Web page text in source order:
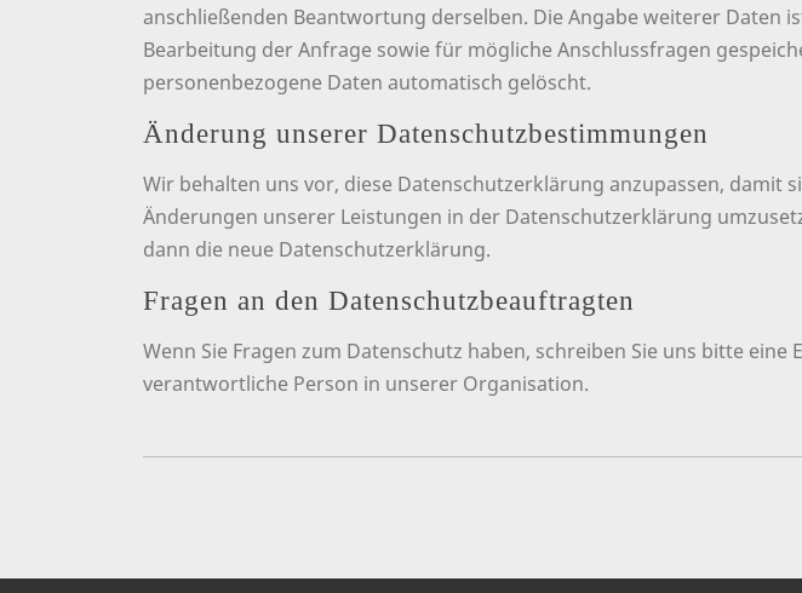
anschließenden Beantwortung derselben. Die Angabe weiterer Daten
Bearbeitung der Anfrage sowie für mögliche Anschlussfragen
personenbezogene Daten automatisch gelöscht.
Änderung unserer Datenschutzbestimmungen
Wir behalten uns vor, diese Datenschutzerklärung anzupassen,
Änderungen unserer Leistungen in der Datenschutzerklärung
dann die neue Datenschutzerklärung.
Fragen an den Datenschutzbeauftragten
Wenn Sie Fragen zum Datenschutz haben, schreiben Sie uns bitte
verantwortliche Person in unserer Organisation.